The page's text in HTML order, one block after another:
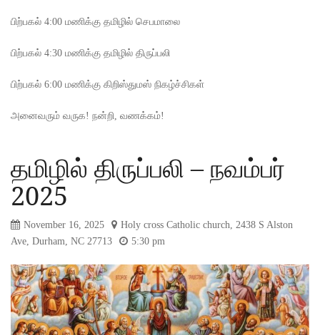
பிற்பகல் 4:00 மணிக்கு தமிழில் செபமாலை
பிற்பகல் 4:30 மணிக்கு தமிழில் திருப்பலி
பிற்பகல் 6:00 மணிக்கு கிறிஸ்துமஸ் நிகழ்ச்சிகள்
அனைவரும் வருக! நன்றி, வணக்கம்!
தமிழில் திருப்பலி – நவம்பர்
2025
November 16, 2025
Holy cross Catholic church, 2438 S Alston
Ave, Durham, NC 27713
5:30 pm